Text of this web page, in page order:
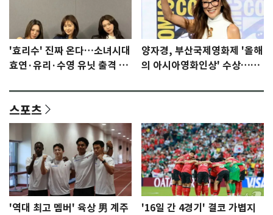
'효리수' 진짜 온다…소녀시대
효연·유리·수영 유닛 출격 [N
양자경, 부산국제영화제 '올해
의 아시아영화인상' 수상…15
스포츠
'역대 최고 멤버' 육상 男 계주
'16일 간 4경기' 결코 가볍지